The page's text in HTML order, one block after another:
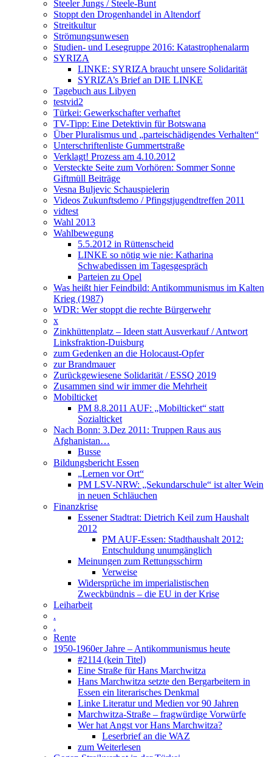
Steeler Jungs / Steele-Bunt
Stoppt den Drogenhandel in Altendorf
Streitkultur
Strömungsunwesen
Studien- und Lesegruppe 2016: Katastrophenalarm
SYRIZA
LINKE: SYRIZA braucht unsere Solidarität
SYRIZA’s Brief an DIE LINKE
Tagebuch aus Libyen
testvid2
Türkei: Gewerkschafter verhaftet
TV-Tipp: Eine Detektivin für Botswana
Über Pluralismus und „parteischädigendes Verhalten“
Unterschriftenliste Gummertstraße
Verklagt! Prozess am 4.10.2012
Versteckte Seite zum Vorhören: Sommer Sonne
Giftmüll Beiträge
Vesna Buljevic Schauspielerin
Videos Zukunftsdemo / Pfingstjugendtreffen 2011
vidtest
Wahl 2013
Wahlbewegung
5.5.2012 in Rüttenscheid
LINKE so nötig wie nie: Katharina
Schwabedissen im Tagesgespräch
Parteien zu Opel
Was heißt hier Feindbild: Antikommunismus im Kalten
Krieg (1987)
WDR: Wer stoppt die rechte Bürgerwehr
x
Zinkhüttenplatz – Ideen statt Ausverkauf / Antwort
Linksfraktion-Duisburg
zum Gedenken an die Holocaust-Opfer
zur Brandmauer
Zurückgewiesene Solidarität / ESSQ 2019
Zusammen sind wir immer die Mehrheit
Mobilticket
PM 8.8.2011 AUF: „Mobilticket“ statt
Sozialticket
Nach Bonn: 3.Dez 2011: Truppen Raus aus
Afghanistan…
Busse
Bildungsbericht Essen
„Lernen vor Ort“
PM LSV-NRW: „Sekundarschule“ ist alter Wein
in neuen Schläuchen
Finanzkrise
Essener Stadtrat: Dietrich Keil zum Haushalt
2012
PM AUF-Essen: Stadthaushalt 2012:
Entschuldung unumgänglich
Meinungen zum Rettungsschirm
Verweise
Widersprüche im imperialistischen
Zweckbündnis – die EU in der Krise
Leiharbeit
.
.
Rente
1950-1960er Jahre – Antikommunismus heute
#2114 (kein Titel)
Eine Straße für Hans Marchwitza
Hans Marchwitza setzte den Bergarbeitern in
Essen ein literarisches Denkmal
Linke Literatur und Medien vor 90 Jahren
Marchwitza-Straße – fragwürdige Vorwürfe
Wer hat Angst vor Hans Marchwitza?
Leserbrief an die WAZ
zum Weiterlesen